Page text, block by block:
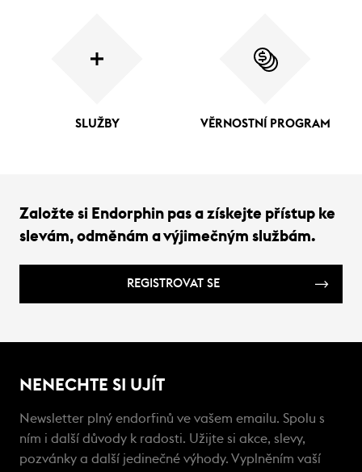
SLUŽBY VĚRNOSTNÍ PROGRAM
Založte si Endorphin pas a získejte přístup ke
slevám, odměnám a výjimečným službám.
REGISTROVAT SE
NENECHTE SI UJÍT
Newsletter plný endorfinů ve vašem emailu. Spolu s
ním i další důvody k radosti. Užijte si akce, slevy,
pozvánky a další jedinečné výhody. Vyplněním vaší